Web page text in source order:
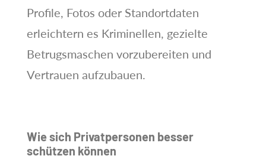
Profile, Fotos oder Standortdaten
erleichtern es Kriminellen, gezielte
Betrugsmaschen vorzubereiten und
Vertrauen aufzubauen.
Wie sich Privatpersonen besser
schützen können